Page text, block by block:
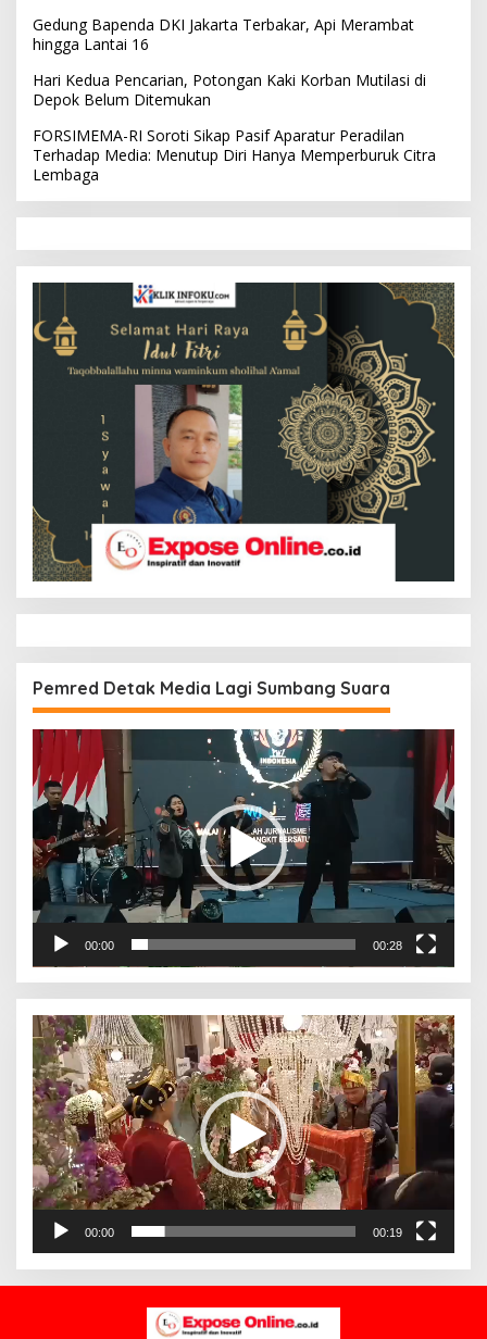
Gedung Bapenda DKI Jakarta Terbakar, Api Merambat
hingga Lantai 16
Hari Kedua Pencarian, Potongan Kaki Korban Mutilasi di
Depok Belum Ditemukan
FORSIMEMA-RI Soroti Sikap Pasif Aparatur Peradilan
Terhadap Media: Menutup Diri Hanya Memperburuk Citra
Lembaga
Pemred Detak Media Lagi Sumbang Suara
Pemutar
Video
00:00 00:28
Pemutar
Video
00:00 00:19